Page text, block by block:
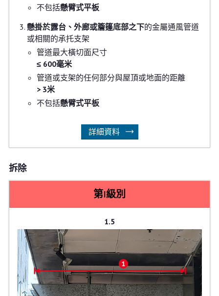
不包括懸臂式平板
懸掛於露台、外廊或簷篷底部之下的金屬通風管道
或相關的承托支架
管道最大橫切面尺寸
≤ 600毫米
管道或支架的任何部分與屋頂或地面的距離
> 3米
不包括懸臂式平板
詳細資料
拆除
第I級別
1.5